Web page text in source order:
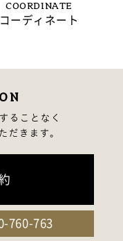
COORDINATE
コーディネート
ることなく
だきます。
760-763